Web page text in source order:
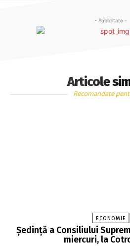
- Publicitate -
Articole
Recomandate
ECONOMIE
Şedinţă a Consiliului
miercuri, la